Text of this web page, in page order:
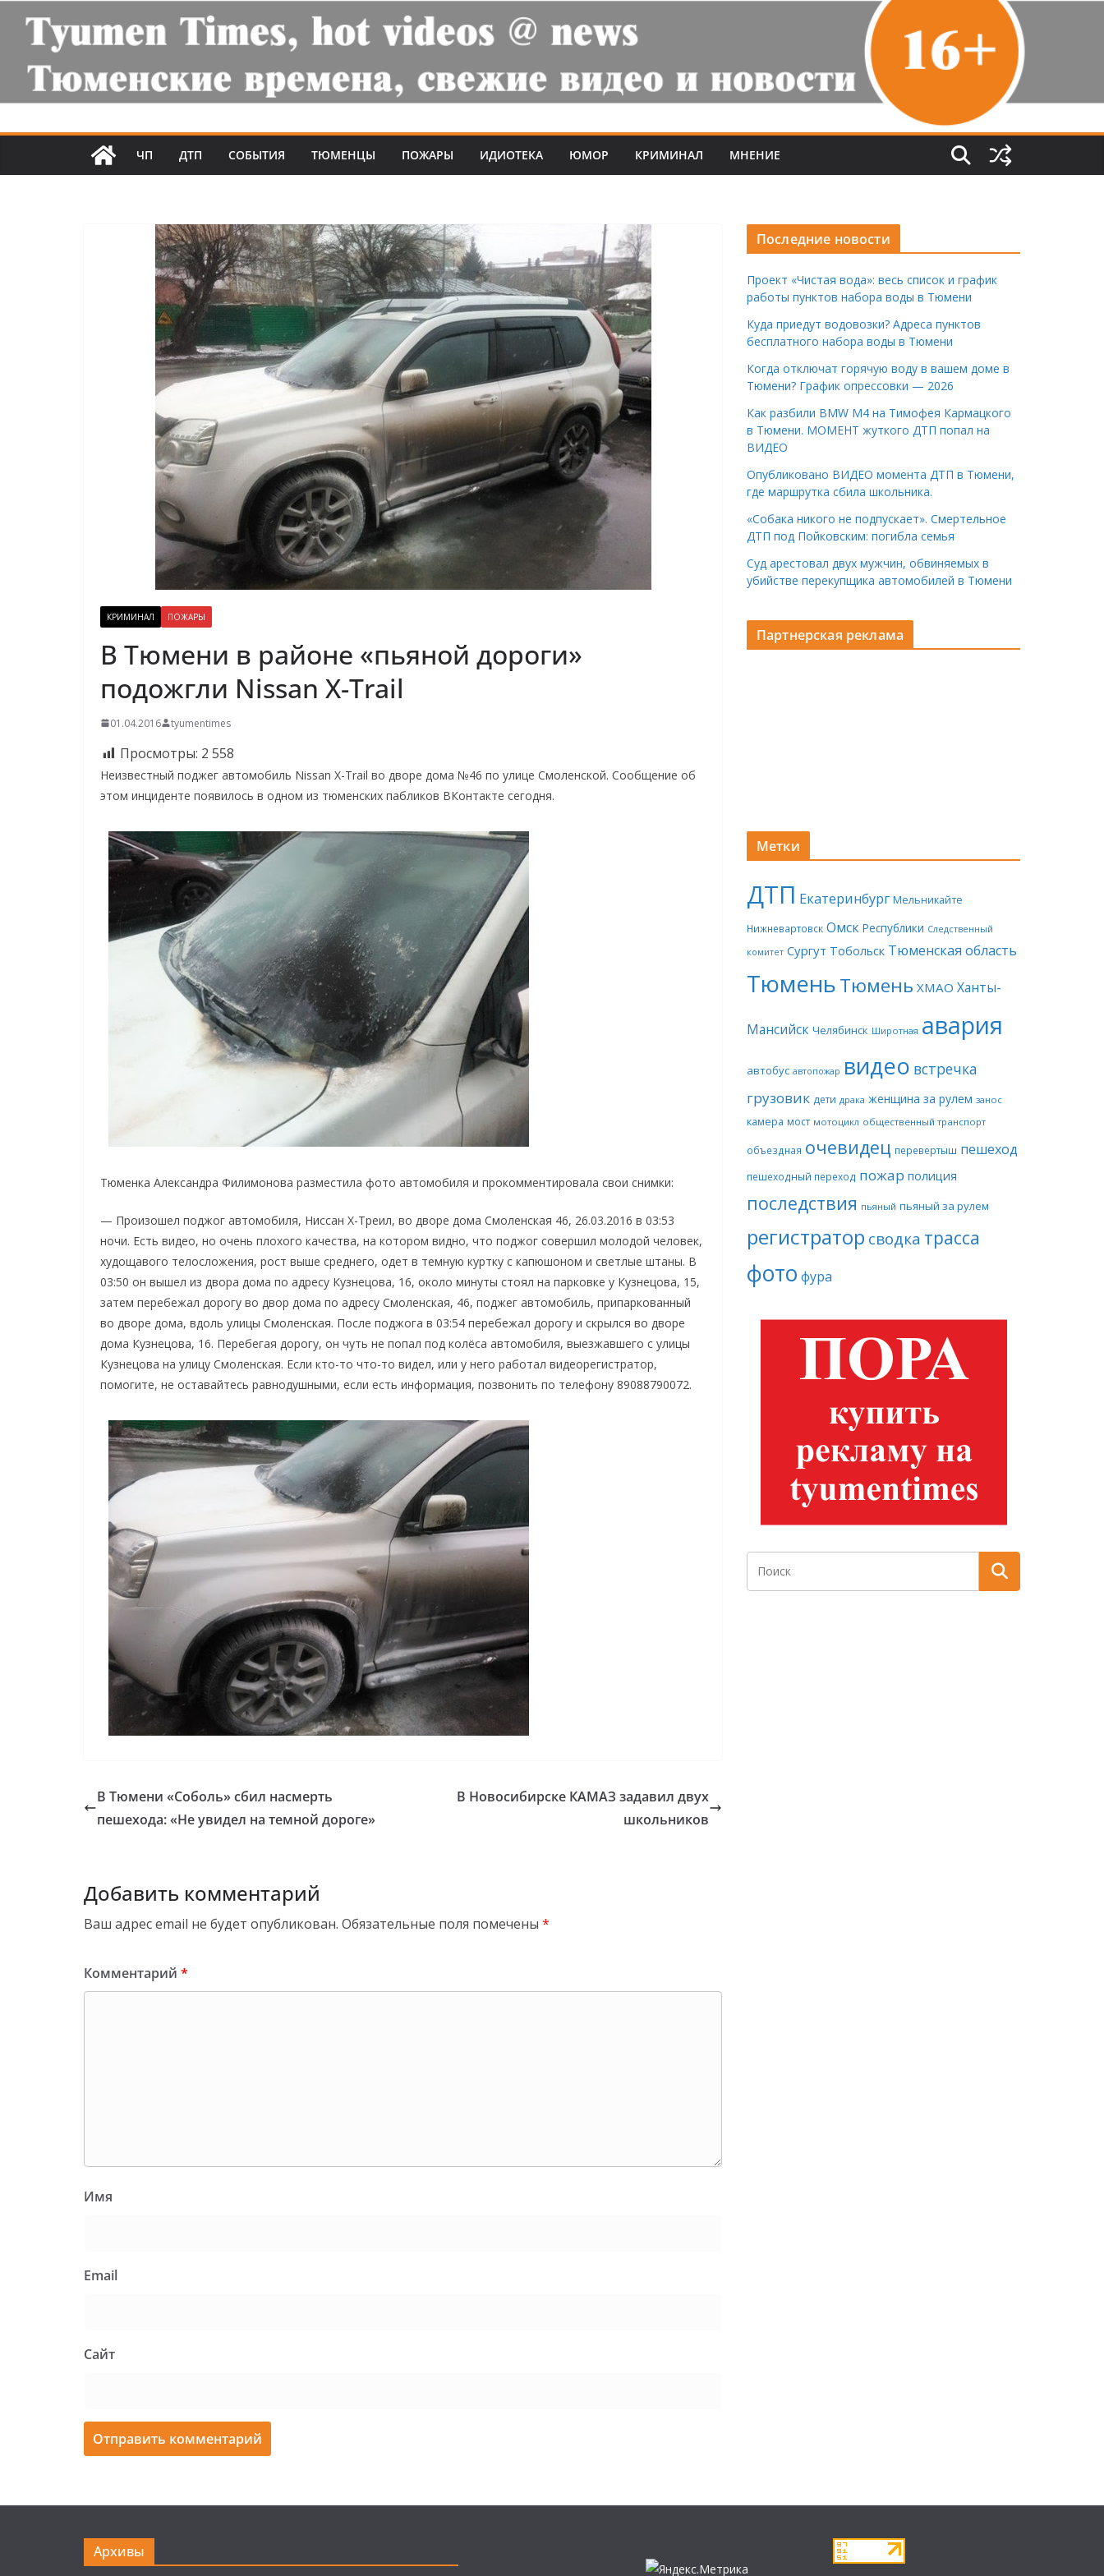
ЧП ДТП СОБЫТИЯ ТЮМЕНЦЫ ПОЖАРЫ ИДИОТЕКА ЮМОР КРИМИНАЛ МНЕНИЕ
КРИМИНАЛ ПОЖАРЫ
В Тюмени в районе «пьяной дороги»
подожгли Nissan X-Trail
01.04.2016 tyumentimes
Просмотры: 2 558
Неизвестный поджег автомобиль Nissan X-Trail во дворе дома №46 по улице Смоленской. Сообщение об
этом инциденте появилось в одном из тюменских пабликов ВКонтакте сегодня.
Тюменка Александра Филимонова разместила фото автомобиля и прокомментировала свои снимки:
— Произошел поджог автомобиля, Ниссан Х-Треил, во дворе дома Смоленская 46, 26.03.2016 в 03:53
ночи. Есть видео, но очень плохого качества, на котором видно, что поджог совершил молодой человек,
худощавого телосложения, рост выше среднего, одет в темную куртку с капюшоном и светлые штаны. В
03:50 он вышел из двора дома по адресу Кузнецова, 16, около минуты стоял на парковке у Кузнецова, 15,
затем перебежал дорогу во двор дома по адресу Смоленская, 46, поджег автомобиль, припаркованный
во дворе дома, вдоль улицы Смоленская. После поджога в 03:54 перебежал дорогу и скрылся во дворе
дома Кузнецова, 16. Перебегая дорогу, он чуть не попал под колёса автомобиля, выезжавшего с улицы
Кузнецова на улицу Смоленская. Если кто-то что-то видел, или у него работал видеорегистратор,
помогите, не оставайтесь равнодушными, если есть информация, позвонить по телефону 89088790072.
В Тюмени «Соболь» сбил насмерть
пешехода: «Не увидел на темной дороге»
В Новосибирске КАМАЗ задавил двух
школьников
Добавить комментарий
Ваш адрес email не будет опубликован. Обязательные поля помечены *
Комментарий *
Имя
Email
Сайт
Последние новости
Проект «Чистая вода»: весь список и график
работы пунктов набора воды в Тюмени
Куда приедут водовозки? Адреса пунктов
бесплатного набора воды в Тюмени
Когда отключат горячую воду в вашем доме в
Тюмени? График опрессовки — 2026
Как разбили BMW M4 на Тимофея Кармацкого
в Тюмени. МОМЕНТ жуткого ДТП попал на
ВИДЕО
Опубликовано ВИДЕО момента ДТП в Тюмени,
где маршрутка сбила школьника.
«Собака никого не подпускает». Смертельное
ДТП под Пойковским: погибла семья
Суд арестовал двух мужчин, обвиняемых в
убийстве перекупщика автомобилей в Тюмени
Партнерская реклама
Метки
ДТП Екатеринбург Мельникайте
Нижневартовск Омск Республики Следственный
комитет Сургут Тобольск Тюменская область
ТюменьТюмень ХМАО Ханты-
Мансийск Челябинск Широтная авария
автобус автопожар видео встречка
грузовик дети драка женщина за рулем занос
камера мост мотоцикл общественный транспорт
объездная очевидец перевертыш пешеход
пешеходный переход пожар полиция
последствия пьяный пьяный за рулем
регистратор сводка трасса
фото фура
Архивы